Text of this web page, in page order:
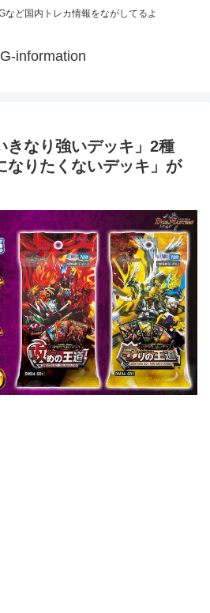
など国内トレカ情報をながしてるよ
information
きなり強いデッキ」2種
なりたくないデッキ」が